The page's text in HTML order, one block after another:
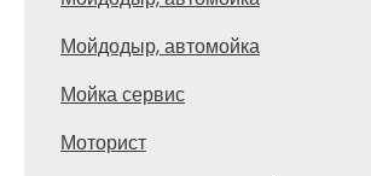
Мойдодыр, автомойка
Мойка сервис
Моторист